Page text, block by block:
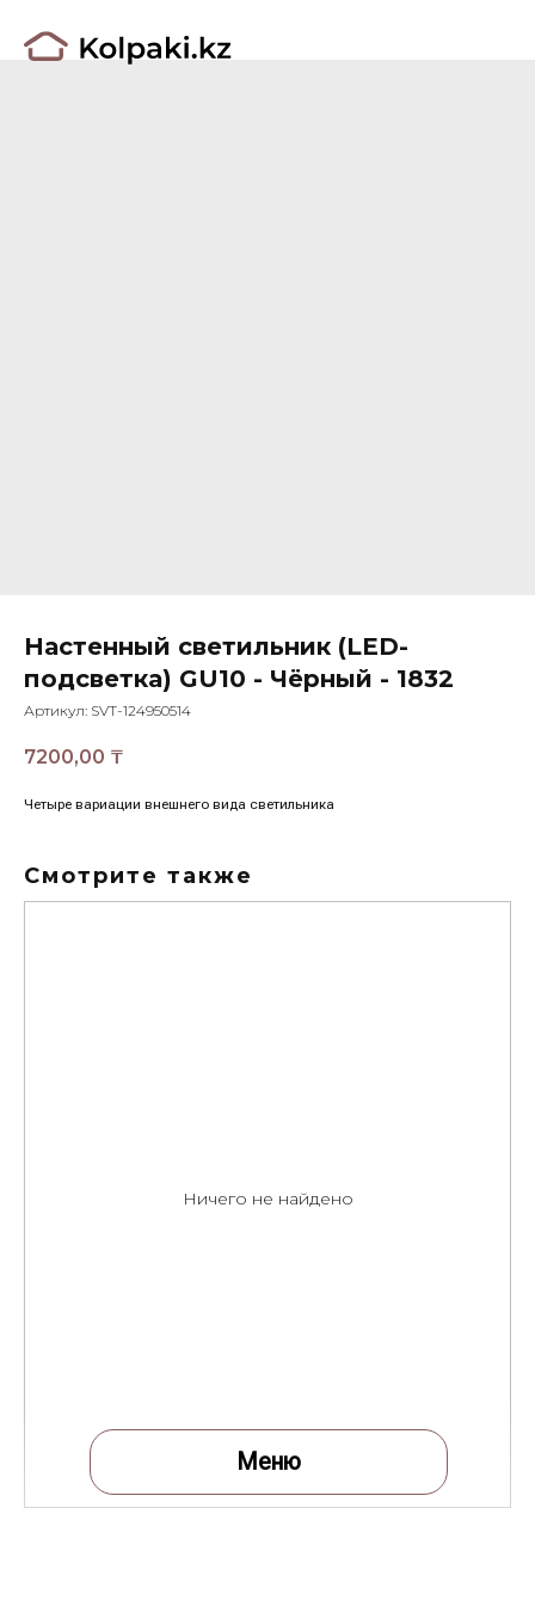
Меню
Настенный светильник (LED-
подсветка) GU10 - Чёрный - 1832
Артикул: SVT-124950514
7200,00 ₸
Четыре вариации внешнего вида светильника
Смотрите также
Ничего не найдено